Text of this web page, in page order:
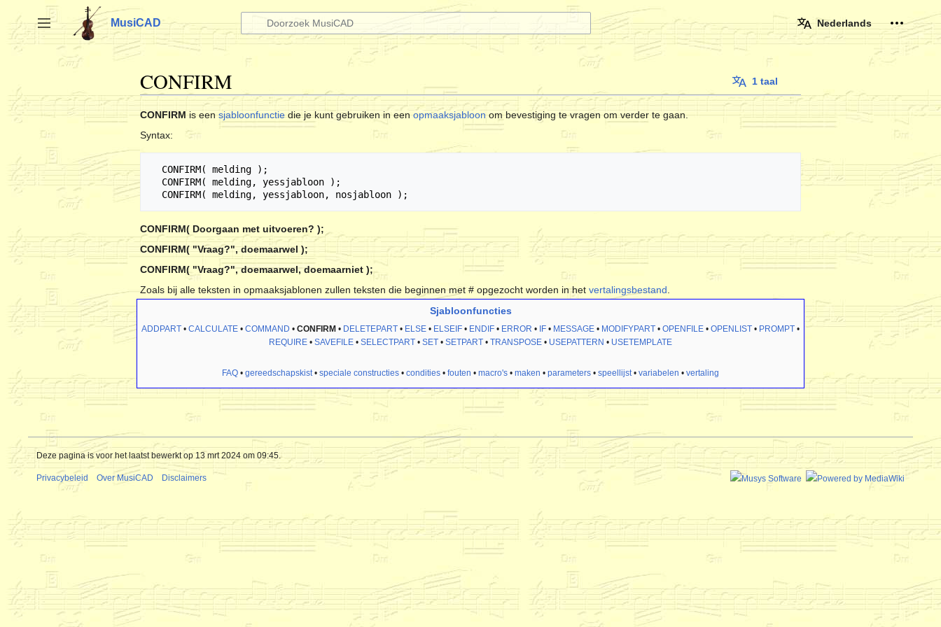
Naar
inhoud
springen
Zijbalk omschakelen
MusiCAD Nederlands
1 taal
CONFIRM
CONFIRMis een sjabloonfunctiedie je kunt gebruiken in een opmaaksjabloonom bevestiging te vragen om verder te gaan.
Syntax:
CONFIRM( Doorgaan met uitvoeren? );
CONFIRM( "Vraag?", doemaarwel );
CONFIRM( "Vraag?", doemaarwel, doemaarniet );
Zoals bij alle teksten in opmaaksjablonen zullen teksten die beginnen met # opgezocht worden in het vertalingsbestand
Sjabloonfuncties
ADDPART • CALCULATE • COMMAND • CONFIRM • DELETEPART • ELSE • ELSEIF • ENDIF • ERROR • IF • MESSAGE • MODIFYPART • OPENFILE • OPENLIST • PROMPT •
REQUIRE • SAVEFILE • SELECTPART • SET • SETPART • TRANSPOSE • USEPATTERN • USETEMPLATE
FAQ • gereedschapskist• speciale constructies • condities • fouten • macro's • maken • parameters • speellijst• variabelen • vertaling
Deze pagina is voor het laatst bewerkt op 13 mrt 2024 om 09:45.
Privacybeleid Over MusiCAD Disclaimers